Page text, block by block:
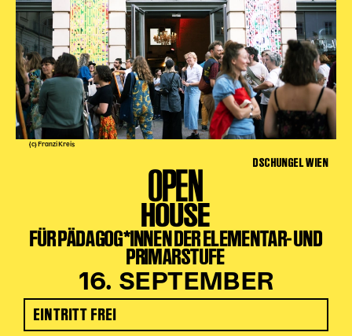
(c) Franzi Kreis
DSCHUNGEL WIEN
OPEN
HOUSE
FÜR PÄDAGOG*INNEN DER ELEMENTAR- UND
PRIMARSTUFE
16. SEPTEMBER
EINTRITT FREI